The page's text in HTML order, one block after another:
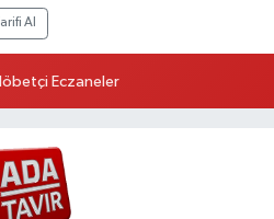
Al
Eczaneler